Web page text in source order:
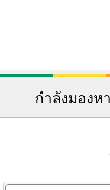
กำลังมองห